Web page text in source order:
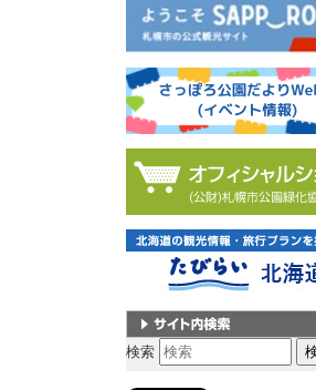
サイト内検索
検索